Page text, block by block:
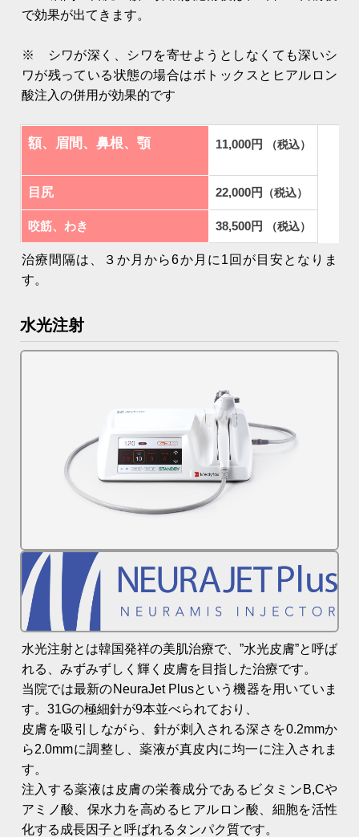
で効果が出てきます。
※ シワが深く、シワを寄せようとしなくても深いシ
ワが残っている状態の場合はボトックスとヒアルロン
酸注入の併用が効果的です
額、眉間、鼻根、顎 11,000円 （税込）
目尻 22,000円 （税込）
咬筋、わき 38,500円 （税込）
治療間隔は、３か月から6か月に1回が目安となりま
す。
水光注射
水光注射とは韓国発祥の美肌治療で、”水光皮膚”と呼ば
れる、みずみずしく輝く皮膚を目指した治療です。
当院では最新のNeuraJet Plusという機器を用いていま
す。31Gの極細針が9本並べられており、
皮膚を吸引しながら、針が刺入される深さを0.2mmか
ら2.0mmに調整し、薬液が真皮内に均一に注入されま
す。
注入する薬液は皮膚の栄養成分であるビタミンB,Cや
アミノ酸、保水力を高めるヒアルロン酸、細胞を活性
化する成長因子と呼ばれるタンパク質です。